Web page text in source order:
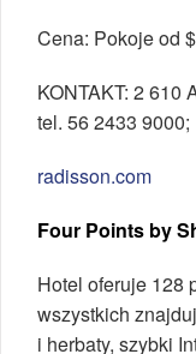
Cena: Pokoje od
KONTAKT: 2 610
tel. 56 2433 9000;
radisson.com
Four Points by
Hotel oferuje 128
wszystkich
i herbaty, szybki